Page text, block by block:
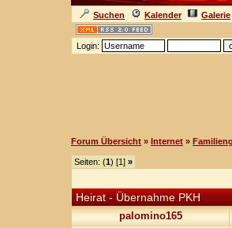
Suchen Kalender
Galerie
Login:
Forum Übersicht » Internet »
Seiten: (1) [1] »
Heirat - Übernahme PKH
palomino165